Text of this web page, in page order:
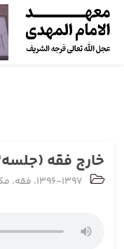
خارج فقه (جلسه63) یکشنبه 1396/10/17
1396-1397، فقه،